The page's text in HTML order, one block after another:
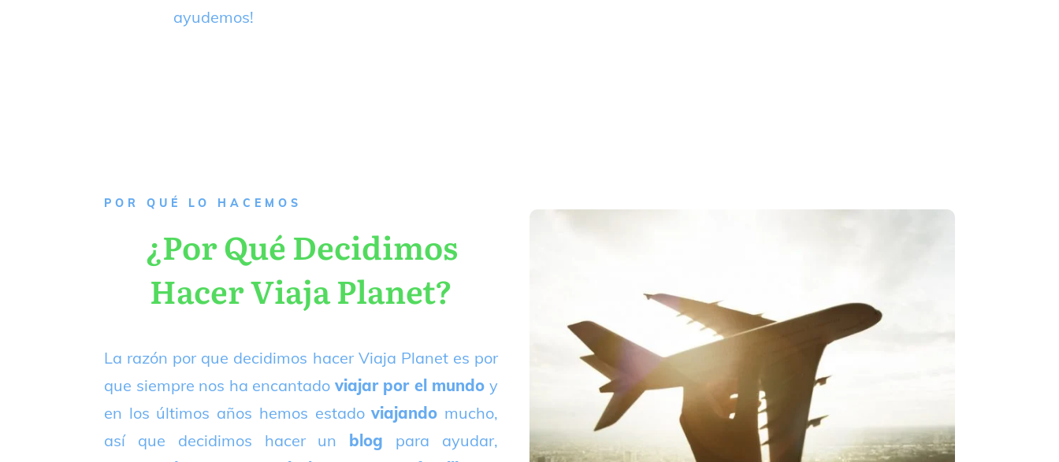
ayudemos!
P OR QUÉ LO HACEMOS
¿Por Qué Decidimos
Hacer Viaja Planet?
La razón por que decidimos hacer Viaja Planet es por
que siempre nos ha encantado viajar por el mundo y
en los últimos años hemos estadoviajando mucho,
así que decidimos hacer un blog para ayudar,